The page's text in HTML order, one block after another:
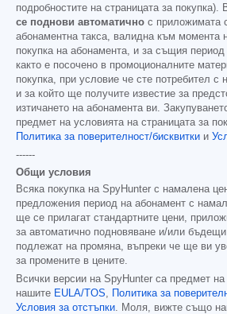
подробностите на страницата за
се поднови автоматично с приложимата
абонаментна такса, валидна към момента
покупка на абонамента, и за същия
както е посочено в промоционалните
покупка, при условие че сте потребител с
и за който ще получите известие за
изтичането на абонамента ви.
предмет на условията на страницата за
Политика за поверителност/бисквитки и
------
Общи условия
Всяка покупка на SpyHunter с намалена
предложения период на абонамент с
ще се прилагат стандартните цени,
за автоматично подновяване и/или
подлежат на промяна, въпреки че ще ви
за промените в цените.
Всички версии на SpyHunter са предмет
нашите EULA/TOS Политика за
Условия за отстъпки . Моля, вижте също